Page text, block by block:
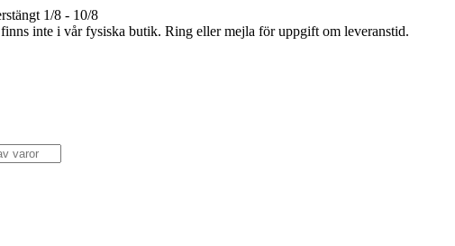
1/8 - 10/8
inte i vår fysiska butik. Ring eller mejla för uppgift om leveranstid.